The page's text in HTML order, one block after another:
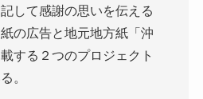
して感謝の思いを伝える
の広告と地元地方紙「沖
する２つのプロジェクト
。